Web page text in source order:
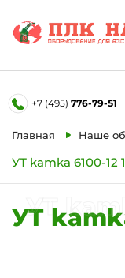
+7 (495) 776-79-51
Главная Наше
УТ kamka 6100-12
УТУТ
Форма
Ваше имя
Телефон
Отправить